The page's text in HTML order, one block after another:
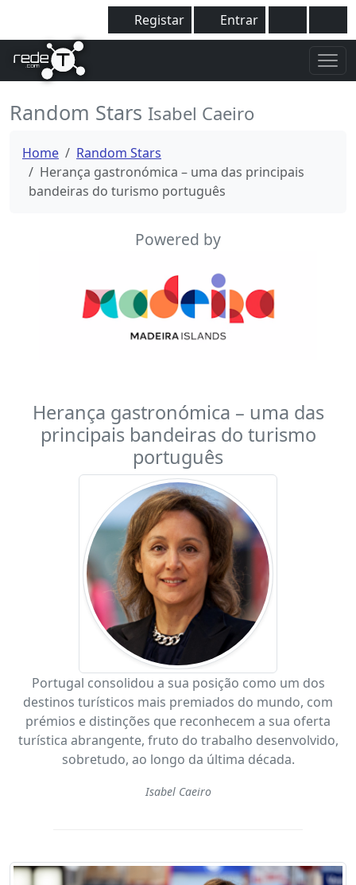
Registar Entrar
Random Stars Isabel Caeiro
Home
Random Stars
Herança gastronómica – uma das principais
bandeiras do turismo português
Powered by
Herança gastronómica – uma das
principais bandeiras do turismo
português
Portugal consolidou a sua posição como um dos
destinos turísticos mais premiados do mundo, com
prémios e distinções que reconhecem a sua oferta
turística abrangente, fruto do trabalho desenvolvido,
sobretudo, ao longo da última década.
Isabel Caeiro